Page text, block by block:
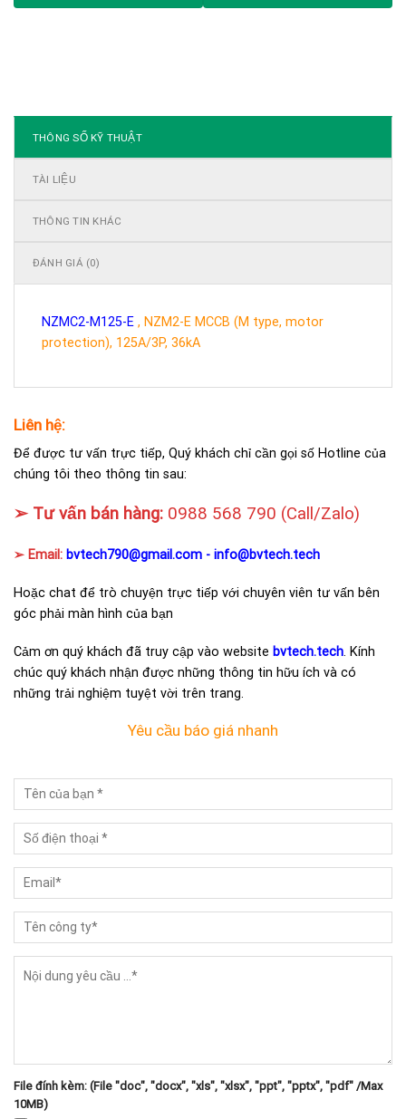
THÔNG SỐ KỸ THUẬT
TÀI LIỆU
THÔNG TIN KHÁC
ĐÁNH GIÁ (0)
NZMC2-M125-E , NZM2-E MCCB (M type, motor
protection), 125A/3P, 36kA
Liên hệ:
Để được tư vấn trực tiếp, Quý khách chỉ cần gọi số Hotline của
chúng tôi theo thông tin sau:
➢ Tư vấn bán hàng: 0988 568 790 (Call/Zalo)
➢ Email: bvtech790@gmail.com - info@bvtech.tech
Hoặc chat để trò chuyện trực tiếp với chuyên viên tư vấn bên
góc phải màn hình của bạn
Cảm ơn quý khách đã truy cập vào website bvtech.tech. Kính
chúc quý khách nhận được những thông tin hữu ích và có
những trải nghiệm tuyệt vời trên trang.
Yêu cầu báo giá nhanh
File đính kèm: (File "doc", "docx", "xls", "xlsx", "ppt", "pptx", "pdf" /Max
10MB)